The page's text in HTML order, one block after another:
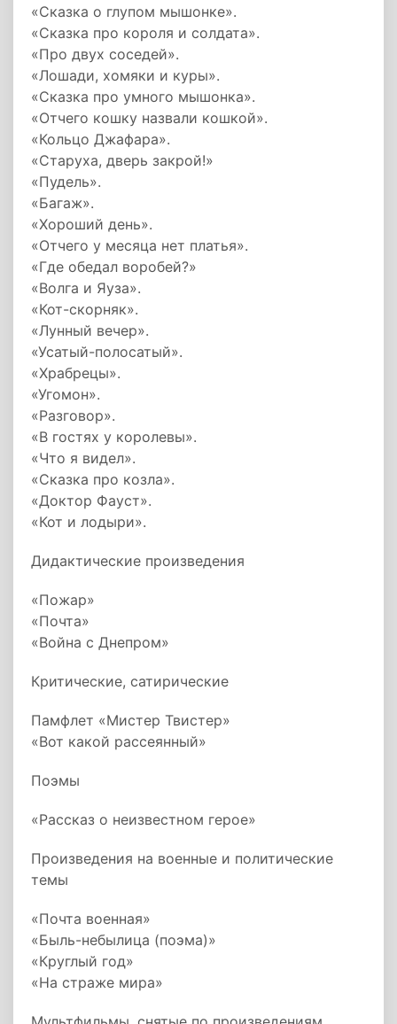
«Сказка о глупом мышонке».
«Сказка про короля и солдата».
«Про двух соседей».
«Лошади, хомяки и куры».
«Сказка про умного мышонка».
«Отчего кошку назвали кошкой».
«Кольцо Джафара».
«Старуха, дверь закрой!»
«Пудель».
«Багаж».
«Хороший день».
«Отчего у месяца нет платья».
«Где обедал воробей?»
«Волга и Яуза».
«Кот-скорняк».
«Лунный вечер».
«Усатый-полосатый».
«Храбрецы».
«Угомон».
«Разговор».
«В гостях у королевы».
«Что я видел».
«Сказка про козла».
«Доктор Фауст».
«Кот и лодыри».
Дидактические произведения
«Пожар»
«Почта»
«Война с Днепром»
Критические, сатирические
Памфлет «Мистер Твистер»
«Вот какой рассеянный»
Поэмы
«Рассказ о неизвестном герое»
Произведения на военные и политические
темы
«Почта военная»
«Быль-небылица (поэма)»
«Круглый год»
«На страже мира»